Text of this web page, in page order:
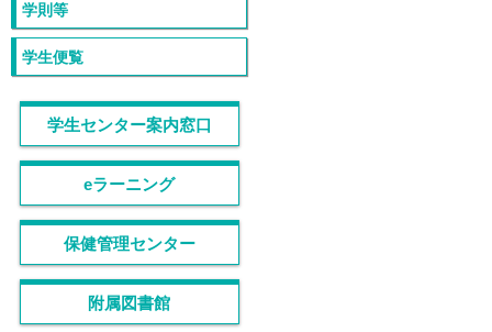
学則等
学生便覧
学生センター案内窓口
eラーニング
保健管理センター
附属図書館